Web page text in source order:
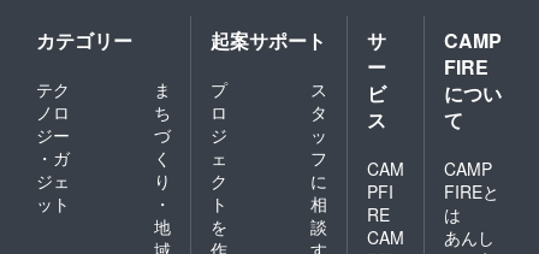
ます
が、今
回発送
する予
定の製
品自体
には含
おりま
ん。）
※仕入状
況によ
召し上
がりく
ださ
い。
【特定
原材料
該当な
（※「卵
・乳・
小麦・
ご確認
の上、
ご希望
の配送
方法を
ご選択
い。
【配達
法】：
冷蔵・
「冷蔵
便」、
日にち
を気に
せず順
ゆっく
り楽し
みたい
なら
「冷凍
カテゴリー
テク
ノロ
ジー
・ガ
ジェ
ット
ま
ち
づ
く
り
・
地
起案サポート
プ
ロ
ジ
ェ
ク
ト
を
ス
タ
ッ
フ
に
相
談
サ
ー
ビ
ス
CAM
PFI
RE
CAM
CAMP
FIRE
につい
て
CAMP
FIREと
は
あんし